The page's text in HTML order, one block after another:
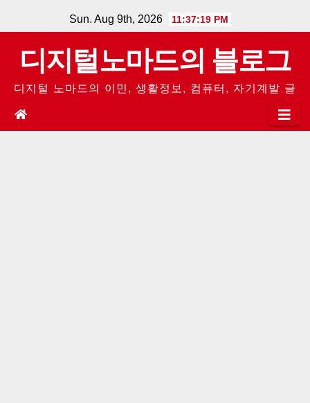
to
content
Sun. Aug 9th, 2026 11:37:20 PM
디지털노마드의 블로그
디지털 노마드의 이민, 생활정보, 컴퓨터, 자기계발 글